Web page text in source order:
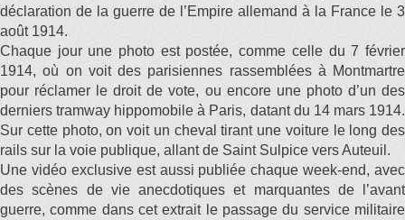
déclaration de la guerre de l’Empire allemand à la France le 3
août 1914.
Chaque jour une photo est postée, comme celle du 7 février
1914, où on voit des parisiennes rassemblées à Montmartre
pour réclamer le droit de vote, ou encore une photo d’un des
derniers tramway hippomobile à Paris, datant du 14 mars 1914.
Sur cette photo, on voit un cheval tirant une voiture le long des
rails sur la voie publique, allant de Saint Sulpice vers Auteuil.
Une vidéo exclusive est aussi publiée chaque week-end, avec
des scènes de vie anecdotiques et marquantes de l’avant
guerre, comme dans cet extrait le passage du service militaire